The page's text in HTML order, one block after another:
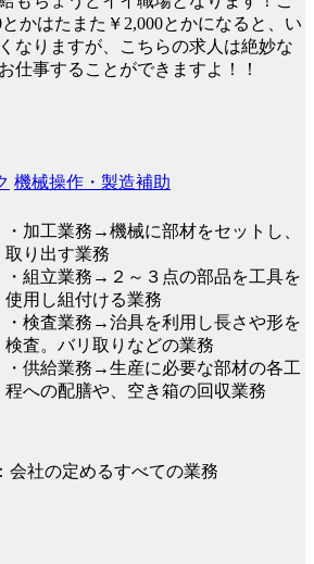
とかはたまた￥2,000とかになると、い
なりますが、こちらの求人は絶妙な
仕事することができますよ！！
機械操作・製造補助
・加工業務→機械に部材をセットし、
取り出す業務
・組立業務→２～３点の部品を工具を
使用し組付ける業務
・検査業務→治具を利用し長さや形を
検査。バリ取りなどの業務
・供給業務→生産に必要な部材の各工
程への配膳や、空き箱の回収業務
会社の定めるすべての業務